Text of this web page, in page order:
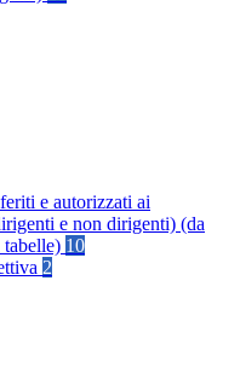
e autorizzati ai
e non dirigenti) (da
10
2